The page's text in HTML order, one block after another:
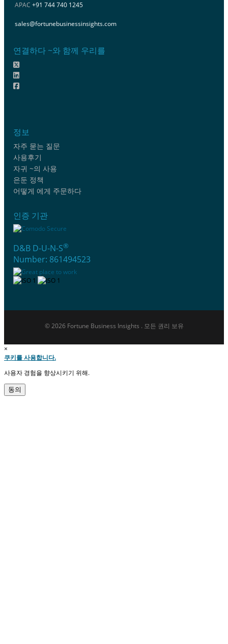
APAC +91 744 740 1245
sales@fortunebusinessinsights.com
연결하다 ~와 함께 우리를
정보
자주 묻는 질문
사용후기
자귀 ~의 사용
은둔 정책
어떻게 에게 주문하다
인증 기관
D&B D-U-N-S®
Number: 861494523
© 2026 Fortune Business Insights . 모든 권리 보유
×
쿠키를 사용합니다.
사용자 경험을 향상시키기 위해.
동의